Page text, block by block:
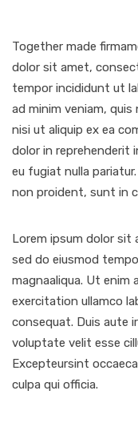
Together made
dolor sit amet,
tempor incididunt ut
ad minim veniam,
nisi ut aliquip ex ea
dolor in reprehenderit
eu fugiat nulla
non proident, sunt in
Lorem ipsum dolor sit
sed do eiusmod
magnaaliqua. Ut enim
exercitation ullamco
consequat. Duis aute
voluptate velit esse
Excepteursint
culpa qui officia.